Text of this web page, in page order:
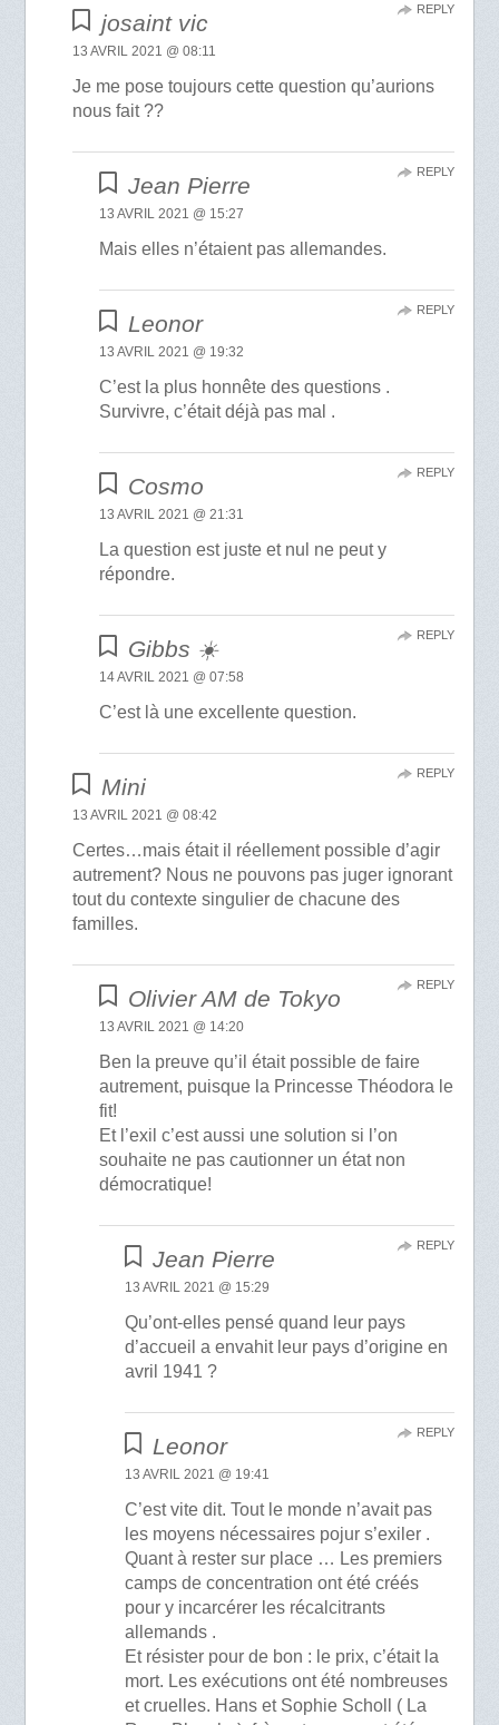
josaint vic
13 AVRIL 2021 @ 08:11
Je me pose toujours cette question qu’aurions
nous fait ??
REPLY
Jean Pierre
13 AVRIL 2021 @ 15:27
Mais elles n’étaient pas allemandes.
REPLY
Leonor
13 AVRIL 2021 @ 19:32
C’est la plus honnête des questions .
Survivre, c’était déjà pas mal .
REPLY
Cosmo
13 AVRIL 2021 @ 21:31
La question est juste et nul ne peut y
répondre.
REPLY
Gibbs ☀️
14 AVRIL 2021 @ 07:58
C’est là une excellente question.
REPLY
Mini
13 AVRIL 2021 @ 08:42
Certes…mais était il réellement possible d’agir
autrement? Nous ne pouvons pas juger ignorant
tout du contexte singulier de chacune des
familles.
REPLY
Olivier AM de Tokyo
13 AVRIL 2021 @ 14:20
Ben la preuve qu’il était possible de faire
autrement, puisque la Princesse Théodora le
fit!
Et l’exil c’est aussi une solution si l’on
souhaite ne pas cautionner un état non
démocratique!
REPLY
Jean Pierre
13 AVRIL 2021 @ 15:29
Qu’ont-elles pensé quand leur pays
d’accueil a envahit leur pays d’origine en
avril 1941 ?
REPLY
Leonor
13 AVRIL 2021 @ 19:41
C’est vite dit. Tout le monde n’avait pas
les moyens nécessaires pojur s’exiler .
Quant à rester sur place … Les premiers
camps de concentration ont été créés
pour y incarcérer les récalcitrants
allemands .
Et résister pour de bon : le prix, c’était la
mort. Les exécutions ont été nombreuses
et cruelles. Hans et Sophie Scholl ( La
REPLY